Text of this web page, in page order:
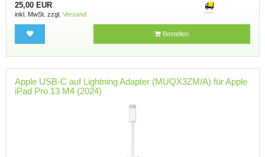
25,00 EUR
inkl. MwSt. zzgl. Versand
Bestellen
Apple USB-C auf Lightning Adapter (MUQX3ZM/A) für Apple
iPad Pro 13 M4 (2024)